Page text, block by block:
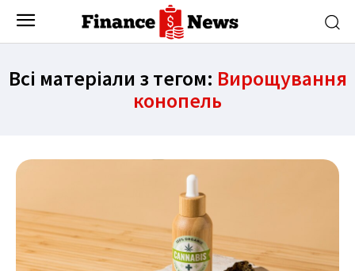
Всі матеріали з тегом: Вирощування
конопель